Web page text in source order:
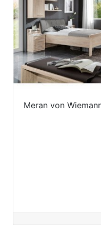
Meran von